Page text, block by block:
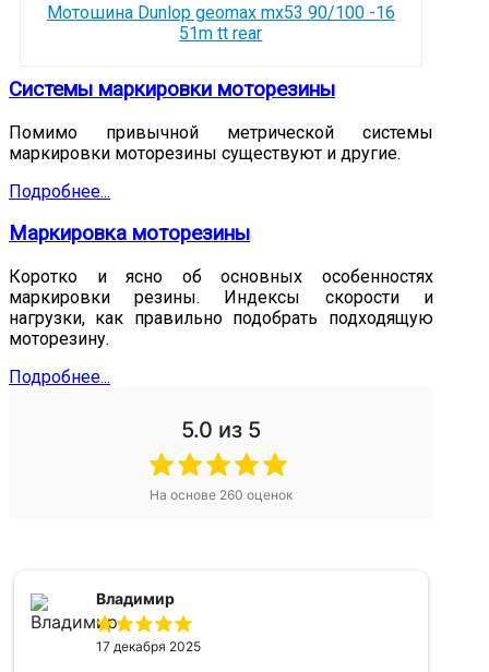
Мотошина Dunlop geomax mx53 90/100 -16
51m tt rear
Системы маркировки моторезины
Помимо привычной метрической системы
маркировки моторезины существуют и другие.
Подробнее...
Маркировка моторезины
Коротко и ясно об основных особенностях
маркировки резины. Индексы скорости и
нагрузки, как правильно подобрать подходящую
моторезину.
Подробнее...
5.0 из 5
На основе 260 оценок
Александр
16 апреля 2025